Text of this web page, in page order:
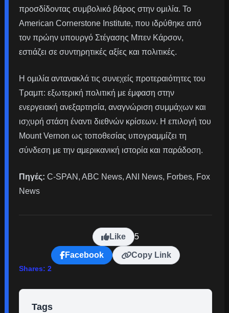
προσδίδοντας συμβολικό βάρος στην ομιλία. Το
American Cornerstone Institute, που ιδρύθηκε από
τον πρώην υπουργό Στέγασης Μπεν Κάρσον,
εστιάζει σε συντηρητικές αξίες και πολιτικές.
Η ομιλία αντανακλά τις συνεχείς προτεραιότητες του
Τραμπ: εξωτερική πολιτική με έμφαση στην
ενεργειακή ανεξαρτησία, αναγνώριση συμμάχων και
ισχυρή στάση έναντι διεθνών κρίσεων. Η επιλογή του
Mount Vernon ως τοποθεσίας υπογραμμίζει τη
σύνδεση με την αμερικανική ιστορία και παράδοση.
Πηγές: C-SPAN, ABC News, ANI News, Forbes, Fox
News
Like 5
Facebook Copy Link
Shares: 2
Tags